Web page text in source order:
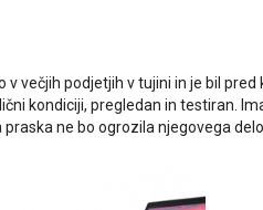
v večjih podjetjih v tujini in je bil
kondiciji, pregledan in testiran.
ne bo ogrozila njegovega